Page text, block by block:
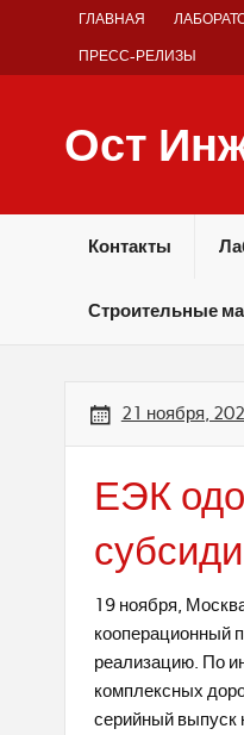
ГЛАВНАЯ
ПРЕСС-РЕЛИЗЫ
Ост
Контакты
Строительные
21 ноября,
ЕЭК
19 ноября,
кооперационный
реализацию. По
комплексных
серийный выпуск